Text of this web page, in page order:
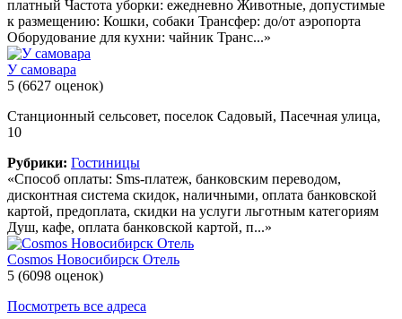
платный Частота уборки: ежедневно Животные, допустимые
к размещению: Кошки, собаки Трансфер: до/от аэропорта
Оборудование для кухни: чайник Транс...»
У самовара
5 (6627 оценок)
Станционный сельсовет, поселок Садовый, Пасечная улица,
10
Рубрики: Гостиницы
«Способ оплаты: Sms-платеж, банковским переводом,
дисконтная система скидок, наличными, оплата банковской
картой, предоплата, скидки на услуги льготным категориям
Душ, кафе, оплата банковской картой, п...»
Cosmos Новосибирск Отель
5 (6098 оценок)
Посмотреть все адреса